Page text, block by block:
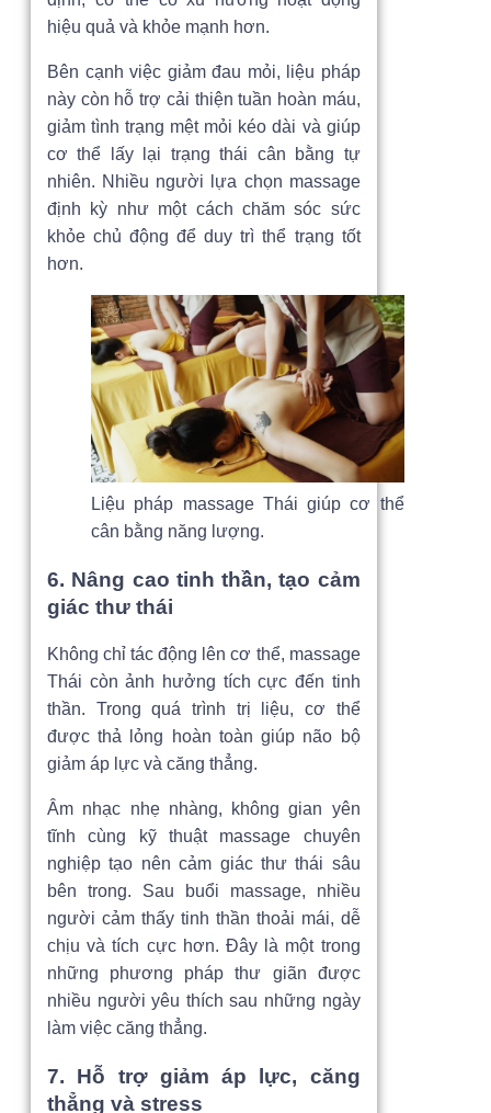
hiệu quả và khỏe mạnh hơn.
Bên cạnh việc giảm đau mỏi, liệu pháp
này còn hỗ trợ cải thiện tuần hoàn máu,
giảm tình trạng mệt mỏi kéo dài và giúp
cơ thể lấy lại trạng thái cân bằng tự
nhiên. Nhiều người lựa chọn massage
định kỳ như một cách chăm sóc sức
khỏe chủ động để duy trì thể trạng tốt
hơn.
Liệu pháp massage Thái giúp cơ thể
cân bằng năng lượng.
6. Nâng cao tinh thần, tạo cảm
giác thư thái
Không chỉ tác động lên cơ thể, massage
Thái còn ảnh hưởng tích cực đến tinh
thần. Trong quá trình trị liệu, cơ thể
được thả lỏng hoàn toàn giúp não bộ
giảm áp lực và căng thẳng.
Âm nhạc nhẹ nhàng, không gian yên
tĩnh cùng kỹ thuật massage chuyên
nghiệp tạo nên cảm giác thư thái sâu
bên trong. Sau buổi massage, nhiều
người cảm thấy tinh thần thoải mái, dễ
chịu và tích cực hơn. Đây là một trong
những phương pháp thư giãn được
nhiều người yêu thích sau những ngày
làm việc căng thẳng.
7. Hỗ trợ giảm áp lực, căng
thẳng và stress